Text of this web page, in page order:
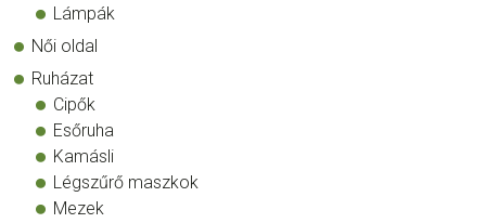
Lámpák
Női oldal
Ruházat
Cipők
Esőruha
Kamásli
Légszűrő maszkok
Mezek